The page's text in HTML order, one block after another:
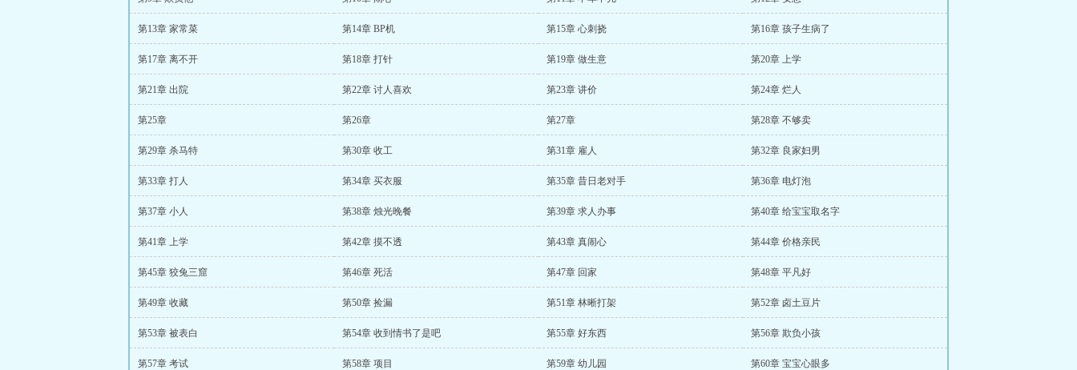
第13章 家常菜 第14章 BP机 第15章 心刺挠 第16章 孩子生病了
第17章 离不开 第18章 打针 第19章 做生意 第20章 上学
第21章 出院 第22章 讨人喜欢 第23章 讲价 第24章 烂人
第25章 第26章 第27章 第28章 不够卖
第29章 杀马特 第30章 收工 第31章 雇人 第32章 良家妇男
第33章 打人 第34章 买衣服 第35章 昔日老对手 第36章 电灯泡
第37章 小人 第38章 烛光晚餐 第39章 求人办事 第40章 给宝宝取名字
第41章 上学 第42章 摸不透 第43章 真闹心 第44章 价格亲民
第45章 狡兔三窟 第46章 死活 第47章 回家 第48章 平凡好
第49章 收藏 第50章 捡漏 第51章 林晰打架 第52章 卤土豆片
第53章 被表白 第54章 收到情书了是吧 第55章 好东西 第56章 欺负小孩
第57章 考试 第58章 项目 第59章 幼儿园 第60章 宝宝心眼多